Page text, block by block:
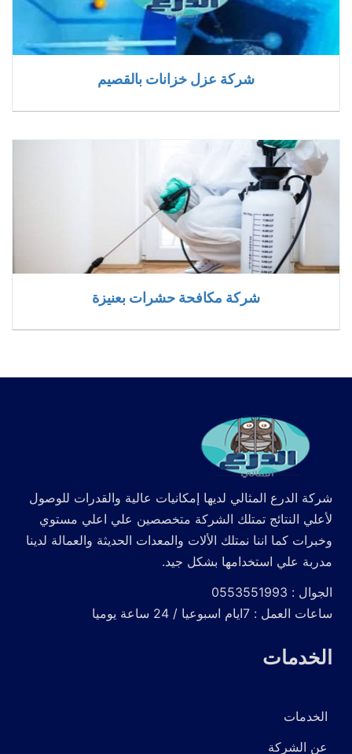
شركة عزل خزانات بالقصيم
شركة مكافحة حشرات بعنيزة
شركة الدرع المثالي لديها إمكانيات عالية والقدرات للوصول
لأعلي النتائج تمتلك الشركة متخصصين علي اعلي مستوي
وخبرات كما اننا نمتلك الألات والمعدات الحديثة والعمالة لدينا
مدربة علي استخدامها بشكل جيد.
الجوال : 0553551993
ساعات العمل : 7ايام اسبوعيا / 24 ساعة يوميا
الخدمات
الخدمات
عن الشركة